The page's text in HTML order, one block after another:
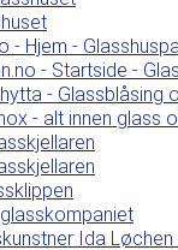
- Hjem -
- Startside -
- Glassblåsing
- alt innen glass
Ida Løchen